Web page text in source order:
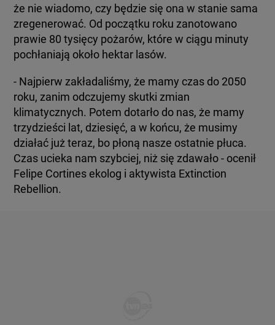
że nie wiadomo, czy będzie się ona w stanie sama
zregenerować. Od początku roku zanotowano
prawie 80 tysięcy pożarów, które w ciągu minuty
pochłaniają około hektar lasów.
- Najpierw zakładaliśmy, że mamy czas do 2050
roku, zanim odczujemy skutki zmian
klimatycznych. Potem dotarło do nas, że mamy
trzydzieści lat, dziesięć, a w końcu, że musimy
działać już teraz, bo płoną nasze ostatnie płuca.
Czas ucieka nam szybciej, niż się zdawało - ocenił
Felipe Cortines ekolog i aktywista Extinction
Rebellion.